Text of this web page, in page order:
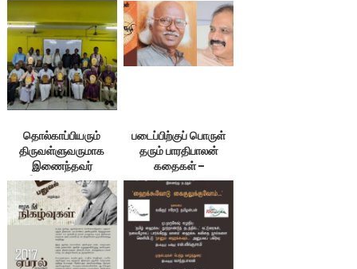
தொல்காப்பியரும்
திருவள்ளுவருமாக
இணைந்தவர்
இலக்குவனார் –
ம.இராசேந்திரன் உரை
படைப்பிற்குப் பொருள்
தரும் பாரதிபாலன்
கதைகள் –
சா.கந்தசாமி